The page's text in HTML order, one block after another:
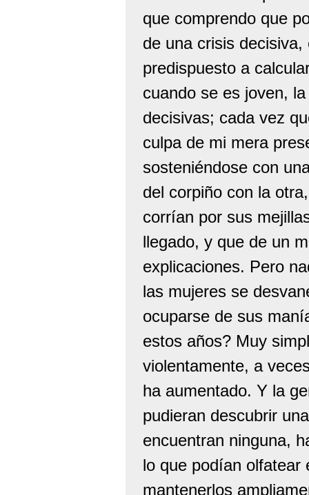
que comprendo que
de una crisis
predispuesto a
cuando se es joven,
decisivas; cada vez
culpa de mi mera
sosteniéndose con
del corpiño con la
corrían por sus
llegado, y que de un
explicaciones. Pero
las mujeres se
ocuparse de sus
estos años? Muy
violentamente, a
ha aumentado. Y la
pudieran descubrir
encuentran ninguna,
lo que podían olfatear
mantenerlos